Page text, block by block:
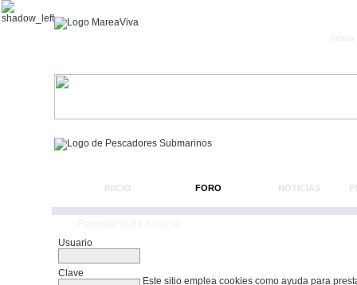
Este sitio emplea cookies como ayuda para
INICIO FORO NOTICIAS
Usuario
Clave